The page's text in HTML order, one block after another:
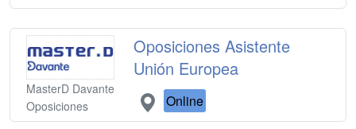
MasterD Davante
Oposiciones
Oposiciones Asistente
Unión Europea
Online